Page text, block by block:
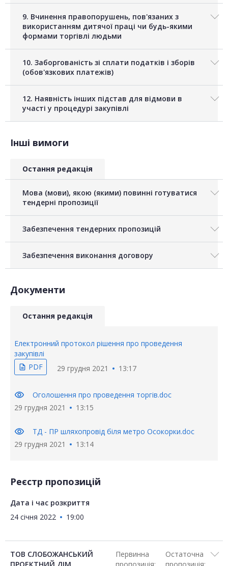
9. Вчинення правопорушень, пов'язаних з
використанням дитячої праці чи будь-якими
формами торгівлі людьми
10. Заборгованість зі сплати податків і зборів
(обов'язкових платежів)
12. Наявність інших підстав для відмови в
участі у процедурі закупівлі
Інші вимоги
Остання редакція
Мова (мови), якою (якими) повинні готуватися
тендерні пропозиції
Забезпечення тендерних пропозицій
Забезпечення виконання договору
Документи
Остання редакція
Електронний протокол рішення про проведення
закупівлі
description PDF 29 грудня 2021 13:17
visibility
Оголошення про проведення торгів.doc
29 грудня 2021
13:15
visibility
ТД - ПР шляхопровід біля метро Осокорки.doc
29 грудня 2021
13:14
Реєстр пропозицій
Дата і час розкриття
24 січня 2022
19:00
ТОВ СЛОБОЖАНСЬКИЙ
Первинна
Остаточна